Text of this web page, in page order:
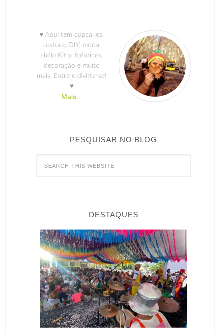
♥ Aqui tem cupcakes,
costura, DIY, moda,
Hello Kitty, fofurices,
decoração e muito
mais. Entre e divirta-se!
♥
Mais...
PESQUISAR NO BLOG
DESTAQUES